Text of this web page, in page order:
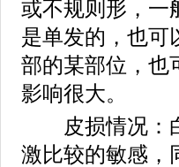
或不规则形，一
是单发的，也可
部的某部位，也
影响很大。
皮损情况：白
激比较的敏感，